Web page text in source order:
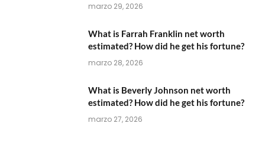
marzo 29, 2026
What is Farrah Franklin net worth
estimated? How did he get his fortune?
marzo 28, 2026
What is Beverly Johnson net worth
estimated? How did he get his fortune?
marzo 27, 2026